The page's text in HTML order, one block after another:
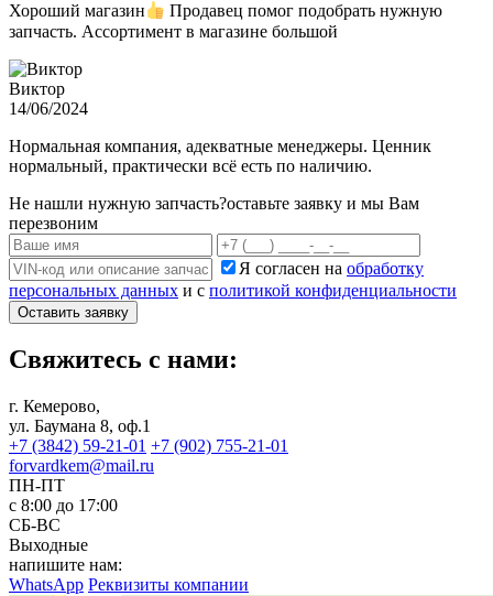
Хороший магазин
Продавец помог подобрать нужную
запчасть. Ассортимент в магазине большой
Виктор
14/06/2024
Нормальная компания, адекватные менеджеры. Ценник
нормальный, практически всё есть по наличию.
Не нашли нужную запчасть?оставьте заявку и мы Вам
перезвоним
Я согласен на обработку
персональных данных и с политикой конфиденциальности
Оставить заявку
Свяжитесь с нами:
г. Кемерово,
ул. Баумана 8, оф.1
+7 (3842) 59-21-01 +7 (902) 755-21-01
forvardkem@mail.ru
ПН-ПТ
с 8:00 до 17:00
СБ-ВС
Выходные
напишите нам:
WhatsApp Реквизиты компании